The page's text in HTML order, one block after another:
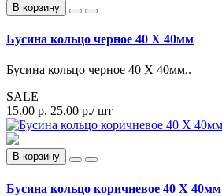
В корзину
Бусина кольцо черное 40 Х 40мм
Бусина кольцо черное 40 Х 40мм..
SALE
15.00 р. 25.00 р./ шт
В корзину
Бусина кольцо коричневое 40 Х 40мм